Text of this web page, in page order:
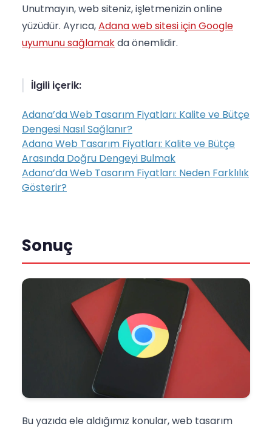
Unutmayın, web siteniz, işletmenizin online
yüzüdür. Ayrıca,Adana web sitesi için Google
uyumunu sağlamakda önemlidir.
İlgili içerik:
Adana’da Web Tasarım Fiyatları: Kalite ve Bütçe
Dengesi Nasıl Sağlanır?
Adana Web Tasarım Fiyatları: Kalite ve Bütçe
Arasında Doğru Dengeyi Bulmak
Adana’da Web Tasarım Fiyatları: Neden Farklılık
Gösterir?
Sonuç
Bu yazıda ele aldığımız konular, web tasarım